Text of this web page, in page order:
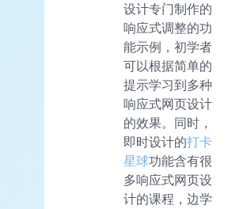
设计专门制作的
响应式调整的功
能示例，初学者
可以根据简单的
提示学习到多种
响应式网页设计
的效果。同时，
即时设计的打卡
星球功能含有很
多响应式网页设
计的课程，边学